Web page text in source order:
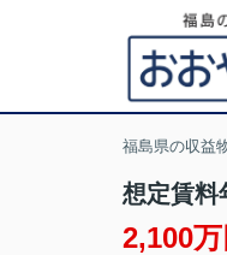
福島県の収益
想定賃
2,100万